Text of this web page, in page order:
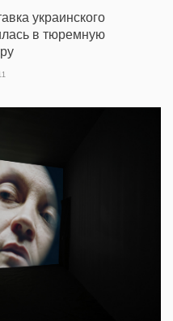
украинского
в тюремную